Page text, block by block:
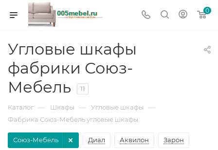
0
Угловые шкафы
фабрики Союз-
Мебель
11
Каталог — Шкафы — Угловые шкафы —
Фабрика Союз-Мебель угловые шкафы
Диал Аквилон Зарон
Союз-Мебель